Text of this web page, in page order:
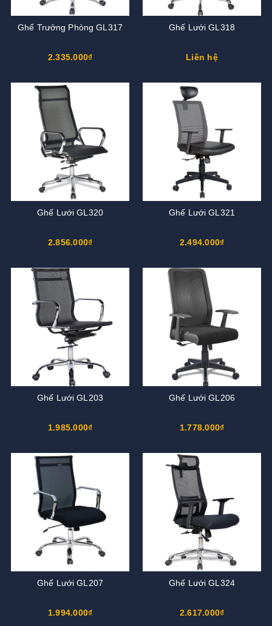
Ghế Trưởng Phòng GL317
2.335.000₫
Ghế Lưới GL318
Liên hệ
Ghế Lưới GL320
2.856.000₫
Ghế Lưới GL321
2.494.000₫
Ghế Lưới GL203
1.985.000₫
Ghế Lưới GL206
1.778.000₫
Ghế Lưới GL207
1.994.000₫
Ghế Lưới GL324
2.617.000₫